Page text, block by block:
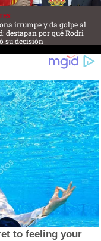
irrumpe y da golpe al
destapan por qué Rodri
su decisión
to feeling your